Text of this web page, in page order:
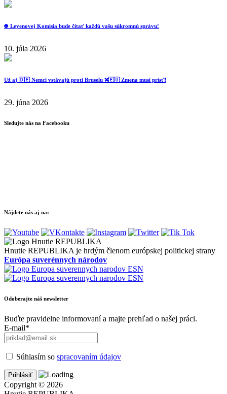
⛔️ Leyenovej Komisia bude čítať každú vašu súkromnú správu!
10. júla 2026
Už aj 🇩🇪 Nemci vstávajú proti Bruselu ❌️🇪🇺 Zmena musí prísť❗️
29. júna 2026
Sledujte nás na Facebooku
Nájdete nás aj na:
Hnutie REPUBLIKA je hrdým členom európskej politickej strany
Európa suverénnych národov
Odoberajte náš newsletter
Buďte pravidelne informovaní a majte prehľad o našej práci.
E-mail*
Súhlasím so spracovaním údajov
Copyright © 2026